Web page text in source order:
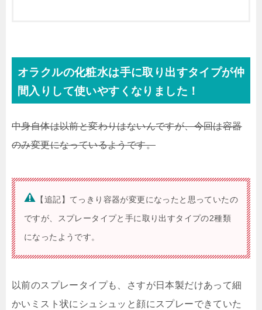
オラクルの化粧水は手に取り出すタイプが仲
間入りして使いやすくなりました！
中身自体は以前と変わりはないんですが、今回は容器
のみ変更になっているようです。
【追記】てっきり容器が変更になったと思っていたの
ですが、スプレータイプと手に取り出すタイプの2種類
になったようです。
以前のスプレータイプも、さすが日本製だけあって細
かいミスト状にシュシュッと顔にスプレーできていた